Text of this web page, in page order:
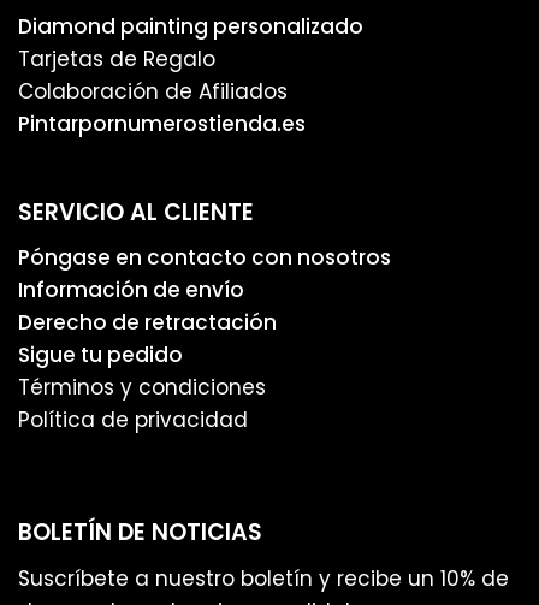
Diamond painting personalizado
Tarjetas de Regalo
Colaboración de Afiliados
Pintarpornumerostienda.es
SERVICIO AL CLIENTE
Póngase en contacto con nosotros
Información de envío
Derecho de retractación
Sigue tu pedido
Términos y condiciones
Política de privacidad
BOLETÍN DE NOTICIAS
Suscríbete a nuestro boletín y recibe un 10% de